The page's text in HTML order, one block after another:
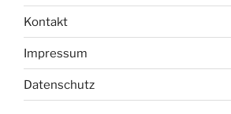
Kontakt
Impressum
Datenschutz